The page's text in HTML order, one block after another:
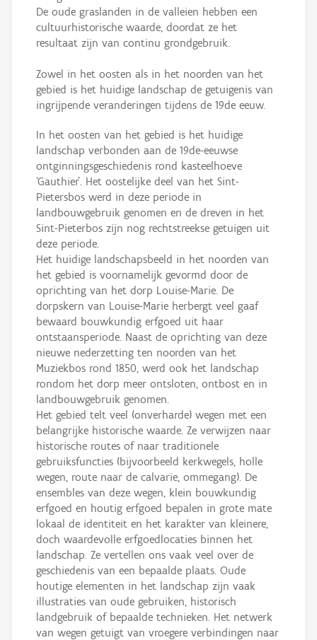
De oude graslanden in de valleien hebben een
cultuurhistorische waarde, doordat ze het
resultaat zijn van continu grondgebruik.
Zowel in het oosten als in het noorden van het
gebied is het huidige landschap de getuigenis van
ingrijpende veranderingen tijdens de 19de eeuw.
In het oosten van het gebied is het huidige
landschap verbonden aan de 19de-eeuwse
ontginningsgeschiedenis rond kasteelhoeve
‘Gauthier’. Het oostelijke deel van het Sint-
Pietersbos werd in deze periode in
landbouwgebruik genomen en de dreven in het
Sint-Pieterbos zijn nog rechtstreekse getuigen uit
deze periode.
Het huidige landschapsbeeld in het noorden van
het gebied is voornamelijk gevormd door de
oprichting van het dorp Louise-Marie. De
dorpskern van Louise-Marie herbergt veel gaaf
bewaard bouwkundig erfgoed uit haar
ontstaansperiode. Naast de oprichting van deze
nieuwe nederzetting ten noorden van het
Muziekbos rond 1850, werd ook het landschap
rondom het dorp meer ontsloten, ontbost en in
landbouwgebruik genomen.
Het gebied telt veel (onverharde) wegen met een
belangrijke historische waarde. Ze verwijzen naar
historische routes of naar traditionele
gebruiksfuncties (bijvoorbeeld kerkwegels, holle
wegen, route naar de calvarie, ommegang). De
ensembles van deze wegen, klein bouwkundig
erfgoed en houtig erfgoed bepalen in grote mate
lokaal de identiteit en het karakter van kleinere,
doch waardevolle erfgoedlocaties binnen het
landschap. Ze vertellen ons vaak veel over de
geschiedenis van een bepaalde plaats. Oude
houtige elementen in het landschap zijn vaak
illustraties van oude gebruiken, historisch
landgebruik of bepaalde technieken. Het netwerk
van wegen getuigt van vroegere verbindingen naar